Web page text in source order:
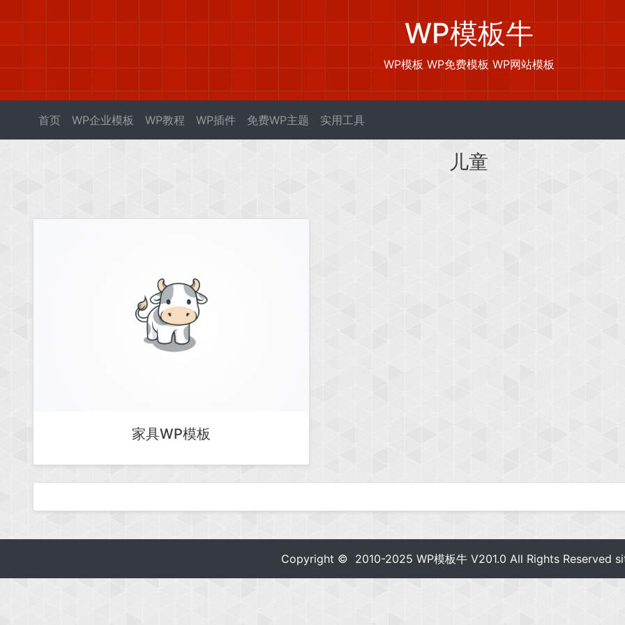
WP模板牛
WP模板 WP免费模板 WP网站模板
首页 WP企业模板 WP教程 WP插件 免费WP主题 实用工具
儿童
家具WP模板
Copyright © 2010-2025 WP模板牛V201.0 All Rights Reserved